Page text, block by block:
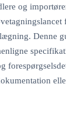
og
Denne